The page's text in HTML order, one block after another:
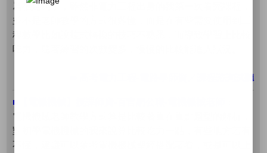
爲很足夠了，雖然非電力工程出身的我第一次看完課程，
並不是老師教學的方式很難懂，而是在有些需要使用到工
程數學比如說拉式轉換的技巧不熟悉，而導致學習上比較
吃力，隨著練習的次數變多，慢慢的比較能進入狀況。
➠ 高考電力工程-電路學師資／課程諮詢試聽
■【電機機械】授課師資-百官網公職-電機機械老師
電機機械老師教學方式算是比較著重在重點題型的解析，
對初學電機機械的我來說算比較吃力一點，有些地方若有
不懂，建議可以參考電機機械聖經搭配著看，或是可以上